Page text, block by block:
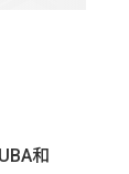
和